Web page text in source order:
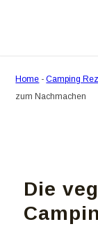
Home -Camping
zum Nachmachen
Die